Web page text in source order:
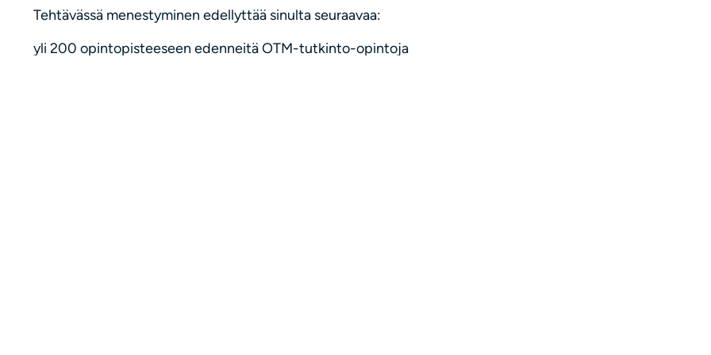
Tehtävässä menestyminen edellyttää sinulta seuraavaa:
yli 200 opintopisteeseen edenneitä OTM-tutkinto-opintoja